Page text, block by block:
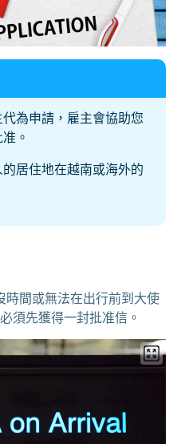
為申請，雇主會協助您
。
居住地在越南或海外的
時間或無法在出行前到大使
須先獲得一封批准信。